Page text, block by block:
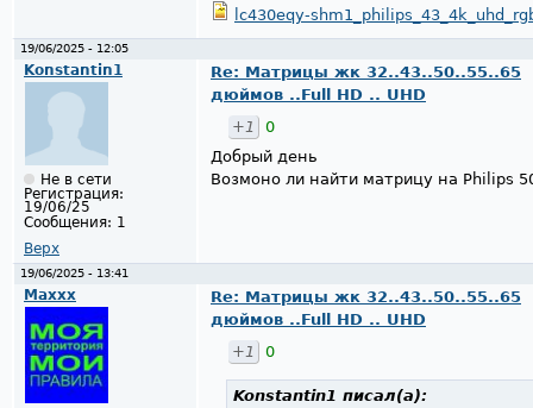
lc430eqy-
19/06/2025 - 12:05
Konstantin1
Не в сети
Регистрация:
19/06/25
Сообщения: 1
Верх
Re: Матрицы жк 32..43..50..55..65
дюймов ..Full HD .. UHD
+1
0
Добрый день
Возмоно ли найти матрицу на Philips
19/06/2025 - 13:41
Maxxx
Re: Матрицы жк 32..43..50..55..65
дюймов ..Full HD .. UHD
+1
0
Konstantin1 писал(а):